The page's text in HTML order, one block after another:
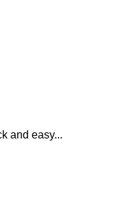
and easy...